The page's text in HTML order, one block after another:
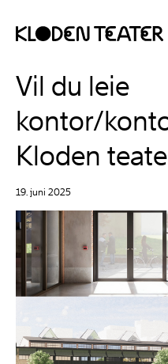
Hopp
innhold
Hopp
navigasjon
Vil du leie
kontor/
Kloden
19. juni 2025